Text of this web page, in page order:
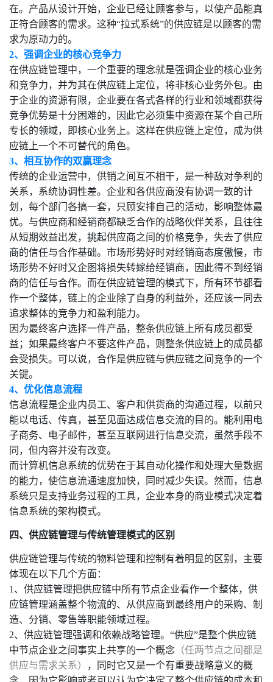
在。产品从设计开始，企业已经让顾客参与，以使产品能真
正符合顾客的需求。这种“拉式系统”的供应链是以顾客的需
求为原动力的。
2、强调企业的核心竞争力
在供应链管理中，一个重要的理念就是强调企业的核心业务
和竞争力，并为其在供应链上定位，将非核心业务外包。由
于企业的资源有限，企业要在各式各样的行业和领域都获得
竞争优势是十分困难的，因此它必须集中资源在某个自己所
专长的领域，即核心业务上。这样在供应链上定位，成为供
应链上一个不可替代的角色。
3、相互协作的双赢理念
传统的企业运营中，供销之间互不相干，是一种敌对争利的
关系，系统协调性差。企业和各供应商没有协调一致的计
划，每个部门各搞一套，只顾安排自己的活动，影响整体最
优。与供应商和经销商都缺乏合作的战略伙伴关系，且往往
从短期效益出发，挑起供应商之间的价格竞争，失去了供应
商的信任与合作基础。 市场形势好时对经销商态度傲慢，市
场形势不好时又企图将损失转嫁给经销商，因此得不到经销
商的信任与合作。而在供应链管理的模式下，所有环节都看
作一个整体，链上的企业除了自身的利益外，还应该一同去
追求整体的竞争力和盈利能力。
因为最终客户选择一件产品，整条供应链上所有成员都受
益；如果最终客户不要这件产品，则整条供应链上的成员都
会受损失。可以说，合作是供应链与供应链之间竞争的一个
关键。
4、优化信息流程
信息流程是企业内员工、客户和供货商的沟通过程，以前只
能以电话、传真，甚至见面达成信息交流的目的。能利用电
子商务、电子邮件，甚至互联网进行信息交流，虽然手段不
同，但内容并没有改变。
而计算机信息系统的优势在于其自动化操作和处理大量数据
的能力，使信息流通速度加快，同时减少失误。然而，信息
系统只是支持业务过程的工具，企业本身的商业模式决定着
信息系统的架构模式。
四、 供应链管理与传统管理模式的区别
供应链管理与传统的物料管理和控制有着明显的区别，主要
体现在以下几个方面：
1、供应链管理把供应链中所有节点企业看作一个整体，供
应链管理涵盖整个物流的、从供应商到最终用户的采购、制
造、分销、零售等职能领域过程。
2、供应链管理强调和依赖战略管理。“供应”是整个供应链
中节点企业之间事实上共享的一个概念 （任两节点之间都是
供应与需求关系）
，同时它又是一个有重要战略意义的概